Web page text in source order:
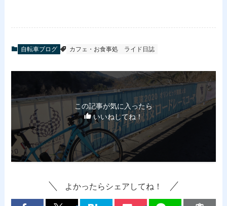
自転車ブログ カフェ・お食事処 ライド日誌
この記事が気に入ったら
いいねしてね！
よかったらシェアしてね！